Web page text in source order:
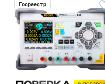
Госреестр